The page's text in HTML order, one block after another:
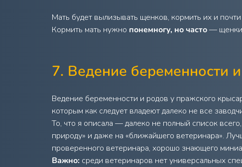
Мать будет вылизывать щенков, кормить их и
Кормить мать нужно понемногу, но часто— щенки
7. Ведение беременности
Ведение беременности и родов у пражского
которым как следует владеют далеко не все
То, что я описала — далеко не полный список
природу» и даже на «ближайшего ветеринара».
проверенного ветеринара, хорошо знающего
Важно: среди ветеринаров нет универсальных